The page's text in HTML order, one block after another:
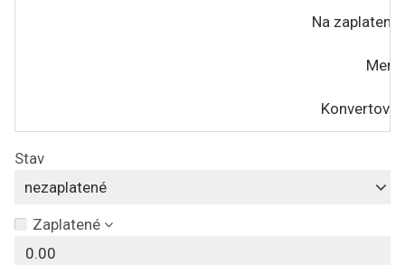
Na zaplatenie
Mena
Konvertovať
Stav
nezaplatené
Zaplatené